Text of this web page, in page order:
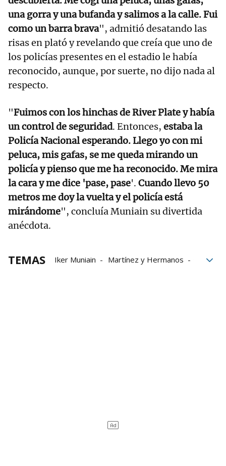
una gorra y una bufanda y salimos a la calle. Fui
como un barra brava", admitió desatando las
risas en plató y revelando que creía que uno de
los policías presentes en el estadio le había
reconocido, aunque, por suerte, no dijo nada al
respecto.
"Fuimos con los hinchas de River Plate y había
un control de seguridad. Entonces, estaba la
Policía Nacional esperando. Llego yo con mi
peluca, mis gafas, se me queda mirando un
policía y pienso que me ha reconocido. Me mira
la cara y me dice 'pase, pase'. Cuando llevo 50
metros me doy la vuelta y el policía está
mirándome", concluía Muniain su divertida
anécdota.
TEMAS Iker Muniain
Martínez y Hermanos